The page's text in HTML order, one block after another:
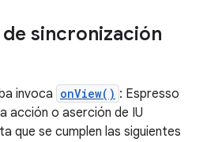
sincronización
invoca onView() : Espresso
acción o aserción de IU
que se cumplen las siguientes